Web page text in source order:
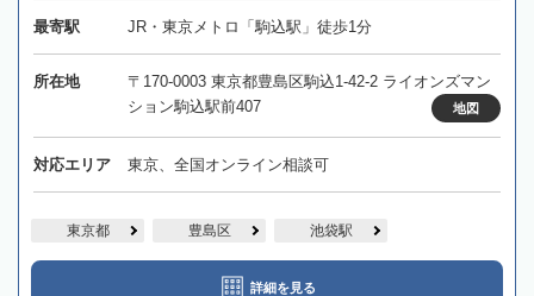
最寄駅 JR・東京メトロ「駒込駅」徒歩1分
所在地
〒170-0003 東京都豊島区駒込1-42-2 ライオンズマン
ション駒込駅前407
地図
対応エリア 東京、全国オンライン相談可
東京都 豊島区 池袋駅
詳細を見る